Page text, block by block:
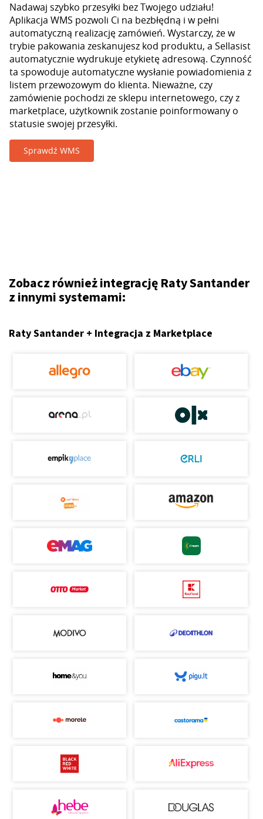
Nadawaj szybko przesyłki bez Twojego udziału!
Aplikacja WMS pozwoli Ci na bezbłędną i w pełni
automatyczną realizację zamówień. Wystarczy, że w
trybie pakowania zeskanujesz kod produktu, a Sellasist
automatycznie wydrukuje etykietę adresową. Czynność
ta spowoduje automatyczne wysłanie powiadomienia z
listem przewozowym do klienta. Nieważne, czy
zamówienie pochodzi ze sklepu internetowego, czy z
marketplace, użytkownik zostanie poinformowany o
statusie swojej przesyłki.
Sprawdź WMS
Zobacz również integrację Raty Santander
z innymi systemami:
Raty Santander + Integracja z Marketplace